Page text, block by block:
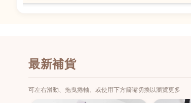
最新補貨
可左右滑動、拖曳捲軸、或使用下方箭嘴切換以瀏覽更多